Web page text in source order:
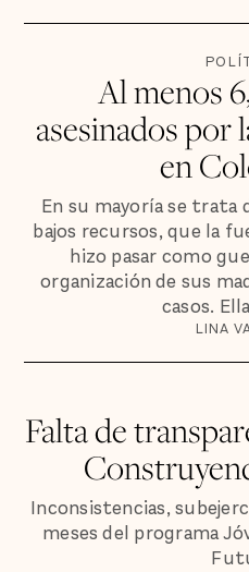
Al menos
asesinados por
en
En su mayoría se trata
bajos recursos, que la
hizo pasar como
organización de sus
casos.
LINA
Falta de
Inconsistencias,
meses del programa